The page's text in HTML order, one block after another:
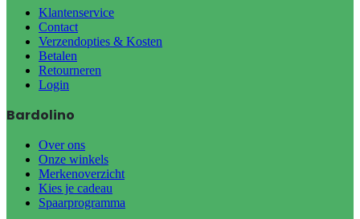
Klantenservice
Contact
Verzendopties & Kosten
Betalen
Retourneren
Login
Bardolino
Over ons
Onze winkels
Merkenoverzicht
Kies je cadeau
Spaarprogramma